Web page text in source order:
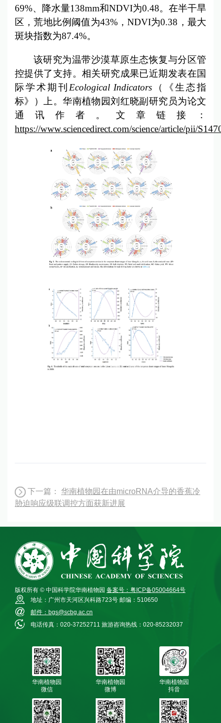
69%、降水量138mm和NDVI为0.48。在半干旱
区，荒地比例阈值为43%，NDVI为0.38，最大
斑块指数为87.4%。
该研究为温带沙漠草原生态恢复与分区管
控提供了支持。相关研究成果已近期发表在国
际学术期刊 Ecological Indicators （《生态指
标》）上。华南植物园刘红晓副研究员为论文
通讯作者。文章链接：
https://www.sciencedirect.com/science/article/pii/
下一篇：
华南植物园在由microRNA介导的香蕉冷
胁迫响应级联调控方面获新进展
版权所有 © 中国科学院华南植物园 备案号：粤ICP备05004664号
地址：广州市天河区兴科路723号 邮编：510650
邮件：bgs@scbg.ac.cn
电话传真：020-37252711 旅游咨询热线：020-85232037
华南植物园
微信
华南植物园
微博
华南植物园
抖音